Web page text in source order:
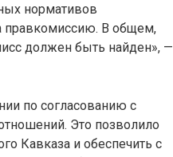
нормативов
правкомиссию. В общем,
должен быть найден», —
по согласованию с
Это позволило
Кавказа и обеспечить с